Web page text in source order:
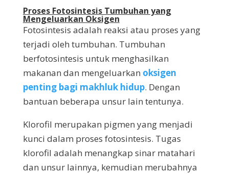
Proses Fotosintesis Tumbuhan yang
Mengeluarkan Oksigen
Fotosintesis adalah reaksi atau proses yang
terjadi oleh tumbuhan. Tumbuhan
berfotosintesis untuk menghasilkan
makanan dan mengeluarkan oksigen
penting bagi makhluk hidup. Dengan
bantuan beberapa unsur lain tentunya.
Klorofil merupakan pigmen yang menjadi
kunci dalam proses fotosintesis. Tugas
klorofil adalah menangkap sinar matahari
dan unsur lainnya, kemudian merubahnya